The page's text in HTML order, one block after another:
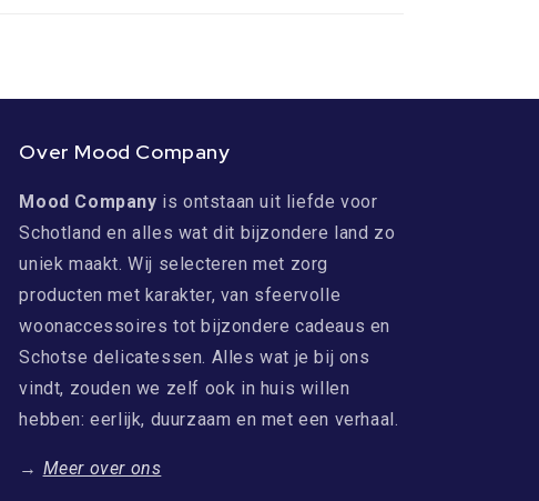
Over Mood Company
Mood Company is ontstaan uit liefde voor
Schotland en alles wat dit bijzondere land zo
uniek maakt. Wij selecteren met zorg
producten met karakter, van sfeervolle
woonaccessoires tot bijzondere cadeaus en
Schotse delicatessen. Alles wat je bij ons
vindt, zouden we zelf ook in huis willen
hebben: eerlijk, duurzaam en met een verhaal.
→ Meer over ons